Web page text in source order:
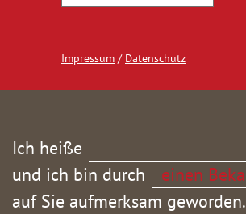
Impressum / Datenschutz
Ich heiße
und ich bin durch
auf Sie aufmerksam geworden.